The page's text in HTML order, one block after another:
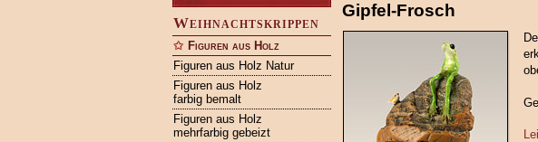
Weihnachtskrippen
Figuren aus Holz
Figuren aus Holz Natur
Figuren aus Holz
farbig bemalt
Figuren aus Holz
mehrfarbig gebeizt
Gipfel-Frosch